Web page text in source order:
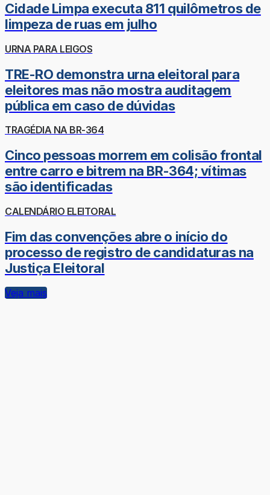
Cidade Limpa executa 811 quilômetros de
limpeza de ruas em julho
URNA PARA LEIGOS
TRE-RO demonstra urna eleitoral para
eleitores mas não mostra auditagem
pública em caso de dúvidas
TRAGÉDIA NA BR-364
Cinco pessoas morrem em colisão frontal
entre carro e bitrem na BR-364; vítimas
são identificadas
CALENDÁRIO ELEITORAL
Fim das convenções abre o início do
processo de registro de candidaturas na
Justiça Eleitoral
Veja mais